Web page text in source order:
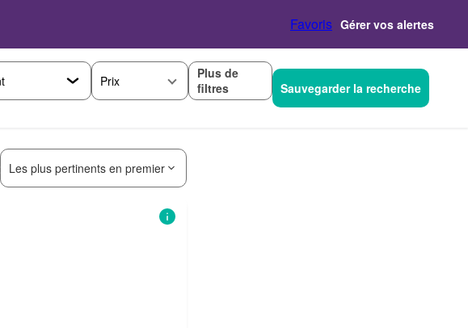
Favoris Gérer vos alertes
Prix
Plus de
filtres
Sauvegarder la recherche
Les plus pertinents en premier